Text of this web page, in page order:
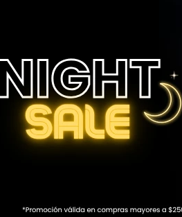
KIPPI ROKIO 3,5LT AZUL